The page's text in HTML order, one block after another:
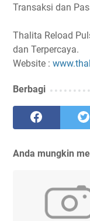
Transaksi dan
Thalita Reload
dan Terpercaya.
Website :
Berbagi
Anda mungkin